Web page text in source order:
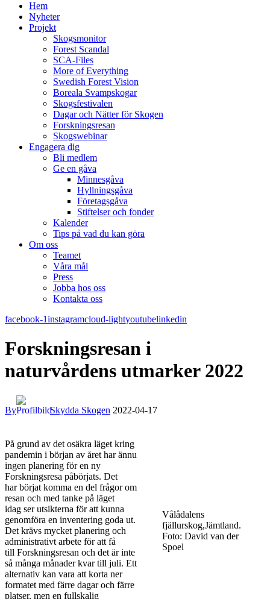
Hem
Nyheter
Projekt
Skogsmonitor
Forest Scandal
SCA-Files
More of Everything
Swedish Forest Vision
Boreala Svampskogar
Skogsfestivalen
Dagar och Nätter för Skogen
Forskningsresan
Skogswebinar
Engagera dig
Bli medlem
Ge en gåva
Minnesgåva
Hyllningsgåva
Företagsgåva
Stiftelser och fonder
Kalender
Tips på vad du kan göra
Om oss
Teamet
Våra mål​
Press
Jobba hos oss
Kontakta oss
facebook-1instagramcloud-lightyoutubelinkedin
Forskningsresan i
naturvårdens utmarker 2022
By Skydda Skogen 2022-04-17
På grund av det osäkra läget kring
pandemin i början av året har ännu
ingen planering för en ny
Forskningsresa påbörjats. Det
har börjat komma en del frågor om
resan och med tanke på läget
idag ser utsikterna för att kunna
genomföra en inventering goda ut.
Det krävs mycket planering och
administrativt arbete för att få
till Forskningsresan och det är inte
så många månader kvar till juli. Ett
alternativ kan vara att korta ner
formatet med färre dagar och färre
platser, men en fullskalig
Vålådalens
fjällurskog,Jämtland.
Foto: David van der
Spoel